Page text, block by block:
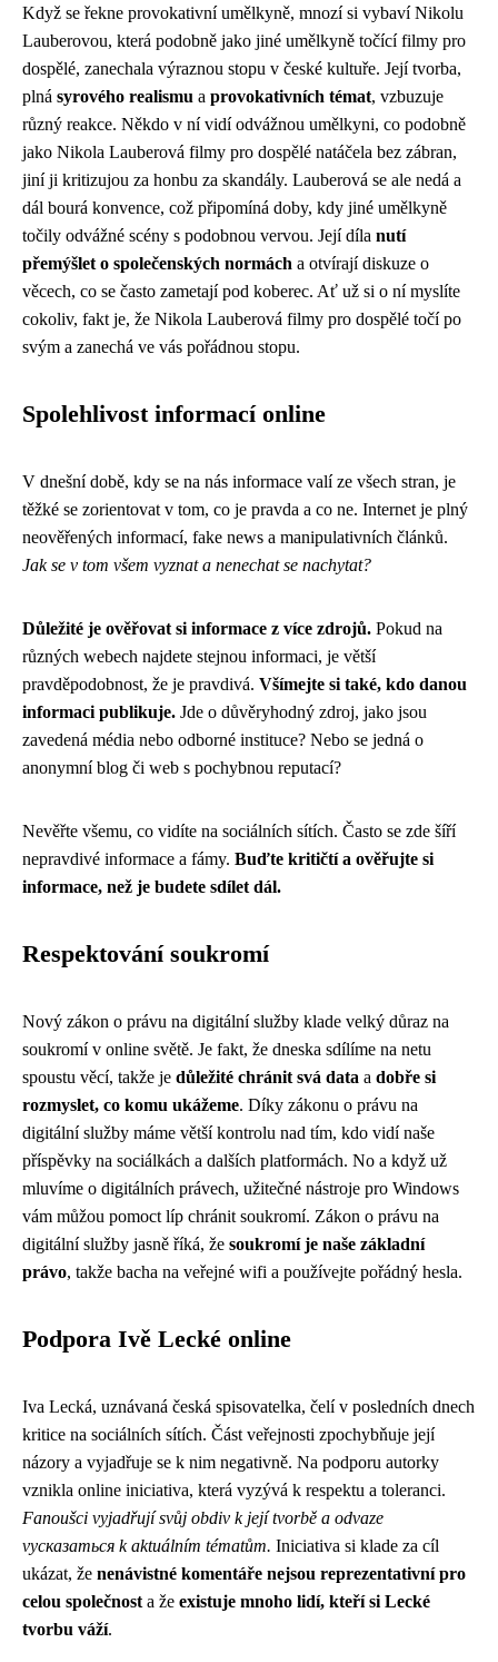
Když se řekne provokativní umělkyně, mnozí si vybaví Nikolu
Lauberovou, která podobně jako jiné umělkyně točící filmy pro
dospělé, zanechala výraznou stopu v české kultuře. Její tvorba,
plná syrového realismu a provokativních témat, vzbuzuje
různý reakce. Někdo v ní vidí odvážnou umělkyni, co podobně
jako Nikola Lauberová filmy pro dospělé natáčela bez zábran,
jiní ji kritizujou za honbu za skandály. Lauberová se ale nedá a
dál bourá konvence, což připomíná doby, kdy jiné umělkyně
točily odvážné scény s podobnou vervou. Její díla nutí
přemýšlet o společenských normách a otvírají diskuze o
věcech, co se často zametají pod koberec. Ať už si o ní myslíte
cokoliv, fakt je, že Nikola Lauberová filmy pro dospělé točí po
svým a zanechá ve vás pořádnou stopu.
Spolehlivost informací online
V dnešní době, kdy se na nás informace valí ze všech stran, je
těžké se zorientovat v tom, co je pravda a co ne. Internet je plný
neověřených informací, fake news a manipulativních článků.
Jak se v tom všem vyznat a nenechat se nachytat?
Důležité je ověřovat si informace z více zdrojů. Pokud na
různých webech najdete stejnou informaci, je větší
pravděpodobnost, že je pravdivá. Všímejte si také, kdo danou
informaci publikuje. Jde o důvěryhodný zdroj, jako jsou
zavedená média nebo odborné instituce? Nebo se jedná o
anonymní blog či web s pochybnou reputací?
Nevěřte všemu, co vidíte na sociálních sítích. Často se zde šíří
nepravdivé informace a fámy. Buďte kritičtí a ověřujte si
informace, než je budete sdílet dál.
Respektování soukromí
Nový zákon o právu na digitální služby klade velký důraz na
soukromí v online světě. Je fakt, že dneska sdílíme na netu
spoustu věcí, takže je důležité chránit svá data a dobře si
rozmyslet, co komu ukážeme. Díky zákonu o právu na
digitální služby máme větší kontrolu nad tím, kdo vidí naše
příspěvky na sociálkách a dalších platformách. No a když už
mluvíme o digitálních právech, užitečné nástroje pro Windows
vám můžou pomoct líp chránit soukromí. Zákon o právu na
digitální služby jasně říká, že soukromí je naše základní
právo, takže bacha na veřejné wifi a používejte pořádný hesla.
Podpora Ivě Lecké online
Iva Lecká, uznávaná česká spisovatelka, čelí v posledních dnech
kritice na sociálních sítích. Část veřejnosti zpochybňuje její
názory a vyjadřuje se k nim negativně. Na podporu autorky
vznikla online iniciativa, která vyzývá k respektu a toleranci.
Fanoušci vyjadřují svůj obdiv k její tvorbě a odvaze
vyсказаться k aktuálním tématům. Iniciativa si klade za cíl
ukázat, že nenávistné komentáře nejsou reprezentativní pro
celou společnost a že existuje mnoho lidí, kteří si Lecké
tvorbu váží.